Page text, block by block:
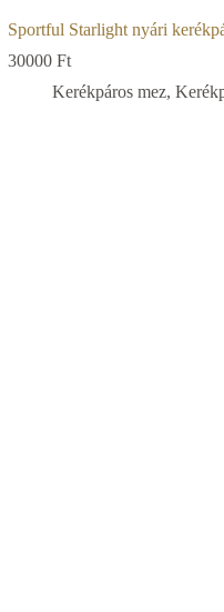
Sportful Starlight nyári
30000Ft
Kerékpáros mez,